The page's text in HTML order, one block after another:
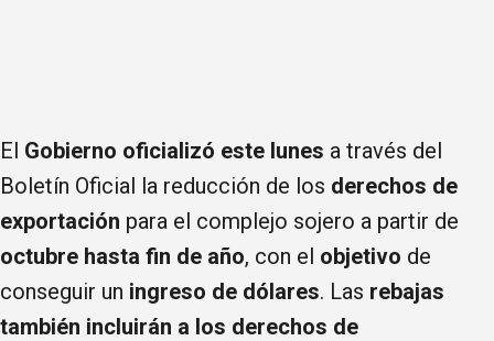
El Gobierno oficializó este lunes a través del
Boletín Oficial la reducción de los derechos de
exportación para el complejo sojero a partir de
octubre hasta fin de año, con el objetivo de
conseguir un ingreso de dólares. Las rebajas
también incluirán a los derechos de